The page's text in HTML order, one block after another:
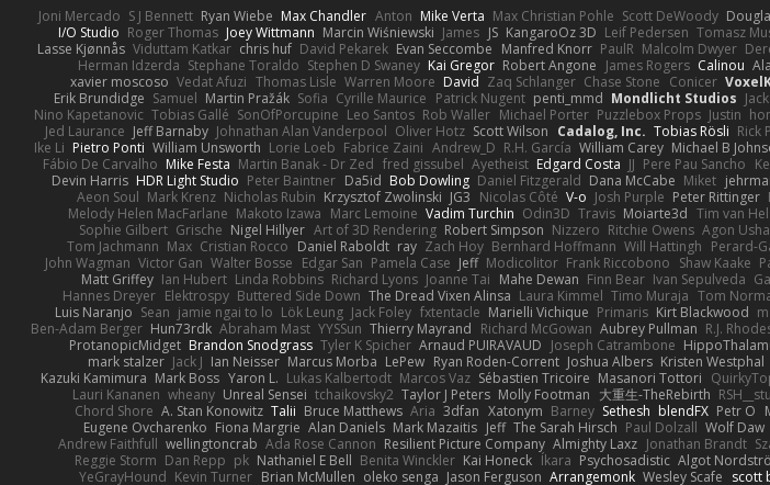
Joni Mercado S J Bennett Ryan Wiebe Max Chandler Anton Mike Verta Max Christian Pohle Scott DeWoody
I/O Studio Roger Thomas Joey Wittmann Marcin Wiśniewski James JS KangaroOz 3D Leif Pedersen Tomasz
Lasse Kjønnås Viduttam Katkar chris huf David Pekarek Evan Seccombe Manfred Knorr PaulR Malcolm Dwyer
Herman Idzerda Stephane Toraldo Stephen D Swaney Kai Gregor Robert Angone James Rogers Calinou
xavier moscoso Vedat Afuzi Thomas Lisle Warren Moore David Zaq Schlanger Chase Stone Conicer
Erik Brundidge Samuel Martin Pražák Sofia Cyrille Maurice Patrick Nugent penti_mmd Mondlicht Studios
Nino Kapetanovic Tobias Gallé SonOfPorcupine Leo Santos Rob Waller Michael Porter Puzzlebox Props Justin
Jed Laurance Jeff Barnaby Johnathan Alan Vanderpool Oliver Hotz Scott Wilson Cadalog, Inc. Tobias Rösli Rick
Ike Li Pietro Ponti William Unsworth Lorie Loeb Fabrice Zaini Andrew_D R.H. García William Carey Michael B
Fábio De Carvalho Mike Festa Martin Banak - Dr Zed fred gissubel Ayetheist Edgard Costa JJ Pere Pau Sancho
Devin Harris HDR Light Studio Peter Baintner Da5id Bob Dowling Daniel Fitzgerald Dana McCabe Miket
Aeon Soul Mark Krenz Nicholas Rubin Krzysztof Zwolinski JG3 Nicolas Côté V-o Josh Purple Peter Rittinger
Melody Helen MacFarlane Makoto Izawa Marc Lemoine Vadim Turchin Odin3D Travis Moiarte3d Tim van
Sophie Gilbert Grische Nigel Hillyer Art of 3D Rendering Robert Simpson Nizzero Ritchie Owens Agon
Tom Jachmann Max Cristian Rocco Daniel Raboldt ray Zach Hoy Bernhard Hoffmann Will Hattingh Perard-
John Wagman Victor Gan Walter Bosse Edgar San Pamela Case Jeff Modicolitor Frank Riccobono Shaw Kaake
Matt Griffey Ian Hubert Linda Robbins Richard Lyons Joanne Tai Mahe Dewan Finn Bear Ivan Sepulveda
Hannes Dreyer Elektrospy Buttered Side Down The Dread Vixen Alinsa Laura Kimmel Timo Muraja Tom
Luis Naranjo Sean jamie ngai to lo Lök Leung Jack Foley fxtentacle Marielli Vichique Primaris Kirt Blackwood
Ben-Adam Berger Hun73rdk Abraham Mast YYSSun Thierry Mayrand Richard McGowan Aubrey Pullman R.J.
ProtanopicMidget Brandon Snodgrass Tyler K Spicher Arnaud PUIRAVAUD Joseph Catrambone
mark stalzer Jack J Ian Neisser Marcus Morba LePew Ryan Roden-Corrent Joshua Albers Kristen Westphal
Kazuki Kamimura Mark Boss Yaron L. Lukas Kalbertodt Marcos Vaz Sébastien Tricoire Masanori Tottori
Lauri Kananen wheany Unreal Sensei tchaikovsky2 Taylor J Peters Molly Footman 大重生-TheRebirth
Chord Shore A. Stan Konowitz Talii Bruce Matthews Aria 3dfan Xatonym Barney Sethesh blendFX Petr O
Eugene Ovcharenko Fiona Margrie Alan Daniels Mark Mazaitis Jeff The Sarah Hirsch Paul Dolzall Wolf Daw
Andrew Faithfull wellingtoncrab Ada Rose Cannon Resilient Picture Company Almighty Laxz Jonathan Brandt
Reggie Storm Dan Repp pk Nathaniel E Bell Benita Winckler Kai Honeck Íkara Psychosadistic Algot
YeGrayHound Kevin Turner Brian McMullen oleko senga Jason Ferguson Arrangemonk Wesley Scafe scott